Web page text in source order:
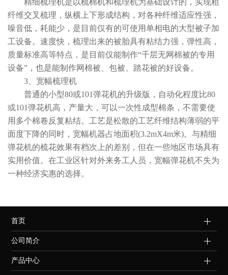
精细梳理机是以梳棉机和梳理机为基础设计的，实现粗
纤维交叉梳理，纵横上下形成结构，对各种纤维适应性强，
噪音低，耗能少，是目前仅有的可使用单相电的大型被子加
工设备。速度快，梳理出来的被胎具有粘结力强，弹性高，
质量标准高等特点，是目前仅能制作“千层无网棉被的专用
设备”，也是能制作网棉被、包被、踏花被的好设备。
3、宽幅梳理机
普通的小型80或101弹花机的升级版，自动化程度比80
或101弹花机高，产量大，可以一次性成型棉条，不需要使
用多个棉卷反复粘结。工艺是松散的工艺纤维结构薄弱的平
面度下降的同时，宽幅机器占地面积(3.2mX4m米)。与精细
弹花机的梳花效果有档次上的差别，但在一些地区市场具有
实用价值。在工业区针对外来务工人员，宽幅弹花机不失为
一种经济实惠的选择。
首页
公司简介
产品中心